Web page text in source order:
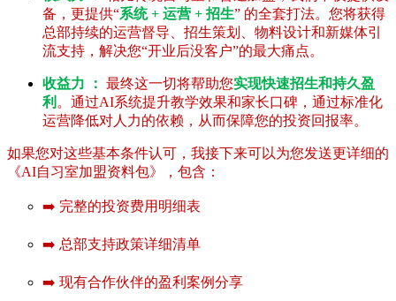
备，更提供“系统 + 运营 + 招生” 的全套打法。您将获得
总部持续的运营督导、招生策划、物料设计和新媒体引
流支持，解决您“开业后没客户”的最大痛点。
收益力 ： 最终这一切将帮助您实现快速招生和持久盈
利 。通过AI系统提升教学效果和家长口碑，通过标准化
运营降低对人力的依赖，从而保障您的投资回报率。
如果您对这些基本条件认可，我接下来可以为您发送更详细的
《AI自习室加盟资料包》，包含：
➡️ 完整的投资费用明细表
➡️ 总部支持政策详细清单
➡️ 现有合作伙伴的盈利案例分享